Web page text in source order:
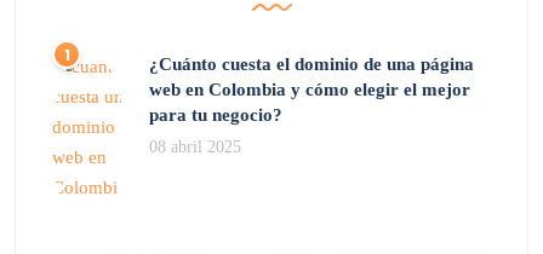
¿Cuánto cuesta el dominio de una página
web en Colombia y cómo elegir el mejor
para tu negocio?
08 abril 2025